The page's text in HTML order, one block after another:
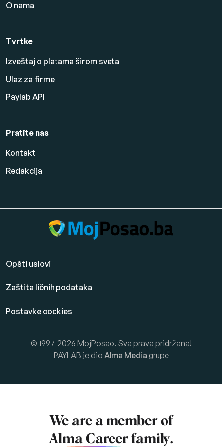
O nama
Tvrtke
Izveštaj o platama širom sveta
Ulaz za firme
Paylab API
Pratite nas
Kontakt
Redakcija
Opšti uslovi
Zaštita ličnih podataka
Postavke cookies
© 1997-2026 MojPosao. Sva prava pridržana!
PAYLAB je dio Alma Media grupe
We are a member of
Alma Career family.